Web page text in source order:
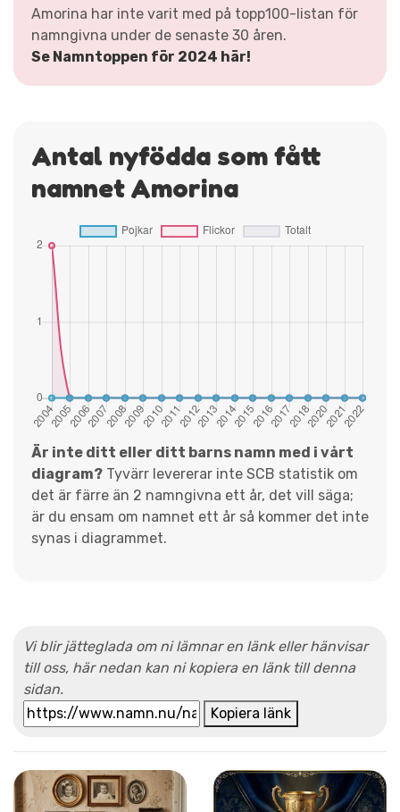
Amorina har inte varit med på topp100-listan för
namngivna under de senaste 30 åren.
Se Namntoppen för 2024 här!
Antal nyfödda som fått
namnet Amorina
Är inte ditt eller ditt barns namn med i vårt
diagram? Tyvärr levererar inte SCB statistik om
det är färre än 2 namngivna ett år, det vill säga;
är du ensam om namnet ett år så kommer det inte
synas i diagrammet.
Vi blir jätteglada om ni lämnar en länk eller hänvisar
till oss, här nedan kan ni kopiera en länk till denna
sidan.
Kopiera länk